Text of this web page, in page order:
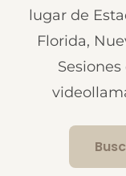
lugar de
Florida,
Sesiones